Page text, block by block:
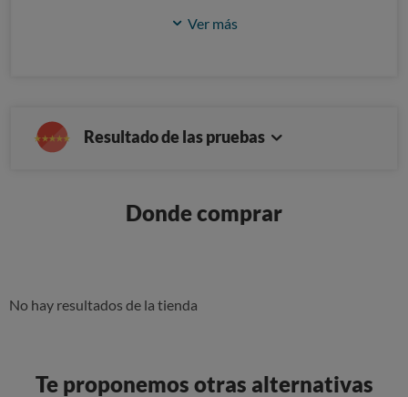
Ver más
Resultado de las pruebas
Donde comprar
No hay resultados de la tienda
Te proponemos otras alternativas